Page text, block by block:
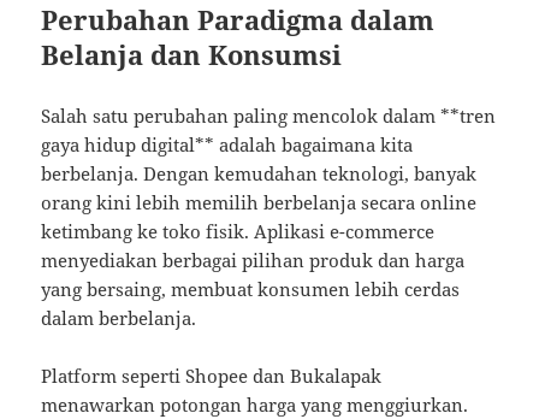
Perubahan Paradigma dalam
Belanja dan Konsumsi
Salah satu perubahan paling mencolok dalam **tren
gaya hidup digital** adalah bagaimana kita
berbelanja. Dengan kemudahan teknologi, banyak
orang kini lebih memilih berbelanja secara online
ketimbang ke toko fisik. Aplikasi e-commerce
menyediakan berbagai pilihan produk dan harga
yang bersaing, membuat konsumen lebih cerdas
dalam berbelanja.
Platform seperti Shopee dan Bukalapak
menawarkan potongan harga yang menggiurkan.